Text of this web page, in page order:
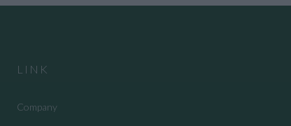
LINK
Company